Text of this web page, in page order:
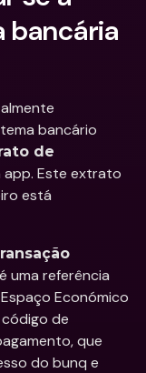
bancária
bancário
de
Este extrato
está
uma referência
Económico
código de
que
do bunq e